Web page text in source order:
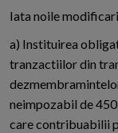
Iata noile
a) Instituirea
tranzactiilor din
neimpozabil de
care contribuabilii